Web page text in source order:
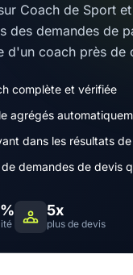
Coach de Sport
des demandes de
d'un coach près de
complète et vérifiée
agrégés
dans les résultats
demandes de devis
5x
plus de devis